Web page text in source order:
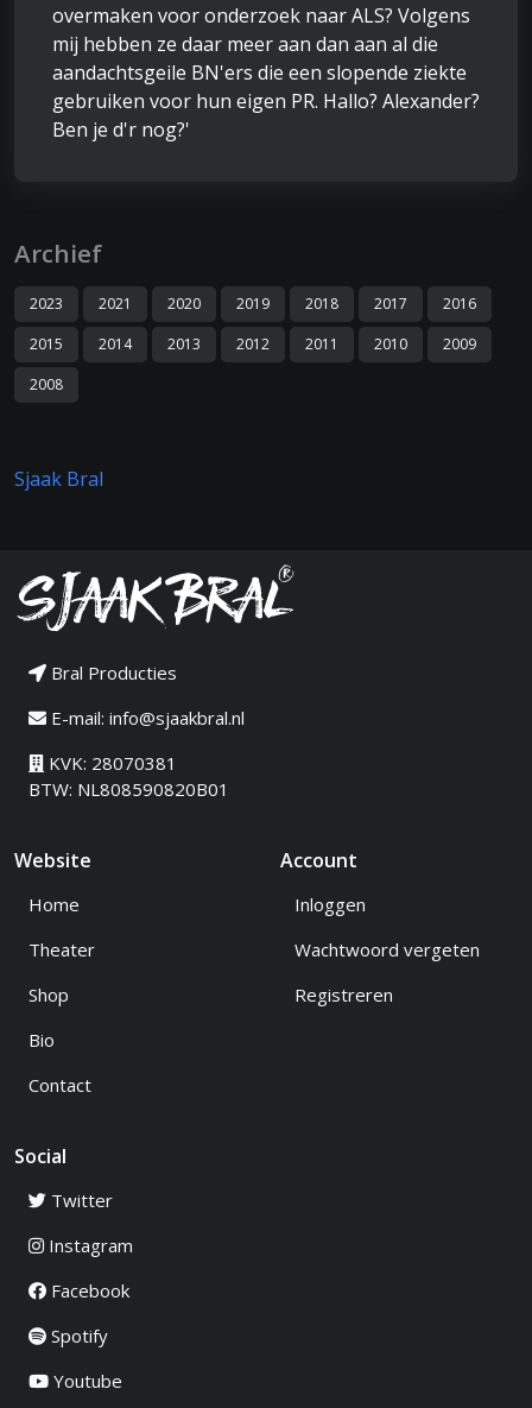
overmaken voor onderzoek naar ALS? Volgens
mij hebben ze daar meer aan dan aan al die
aandachtsgeile BN'ers die een slopende ziekte
gebruiken voor hun eigen PR. Hallo? Alexander?
Ben je d'r nog?'
Archief
2023 2021 2020 2019 2018 2017
2016
2015
2014 2013 2012 2011 2010
2009
2008
Sjaak Bral
Bral Producties
E-mail: info@sjaakbral.nl
KVK: 28070381
BTW: NL808590820B01
Website
Home
Theater
Shop
Bio
Contact
Account
Inloggen
Wachtwoord vergeten
Registreren
Social
Twitter
Instagram
Facebook
Spotify
Youtube